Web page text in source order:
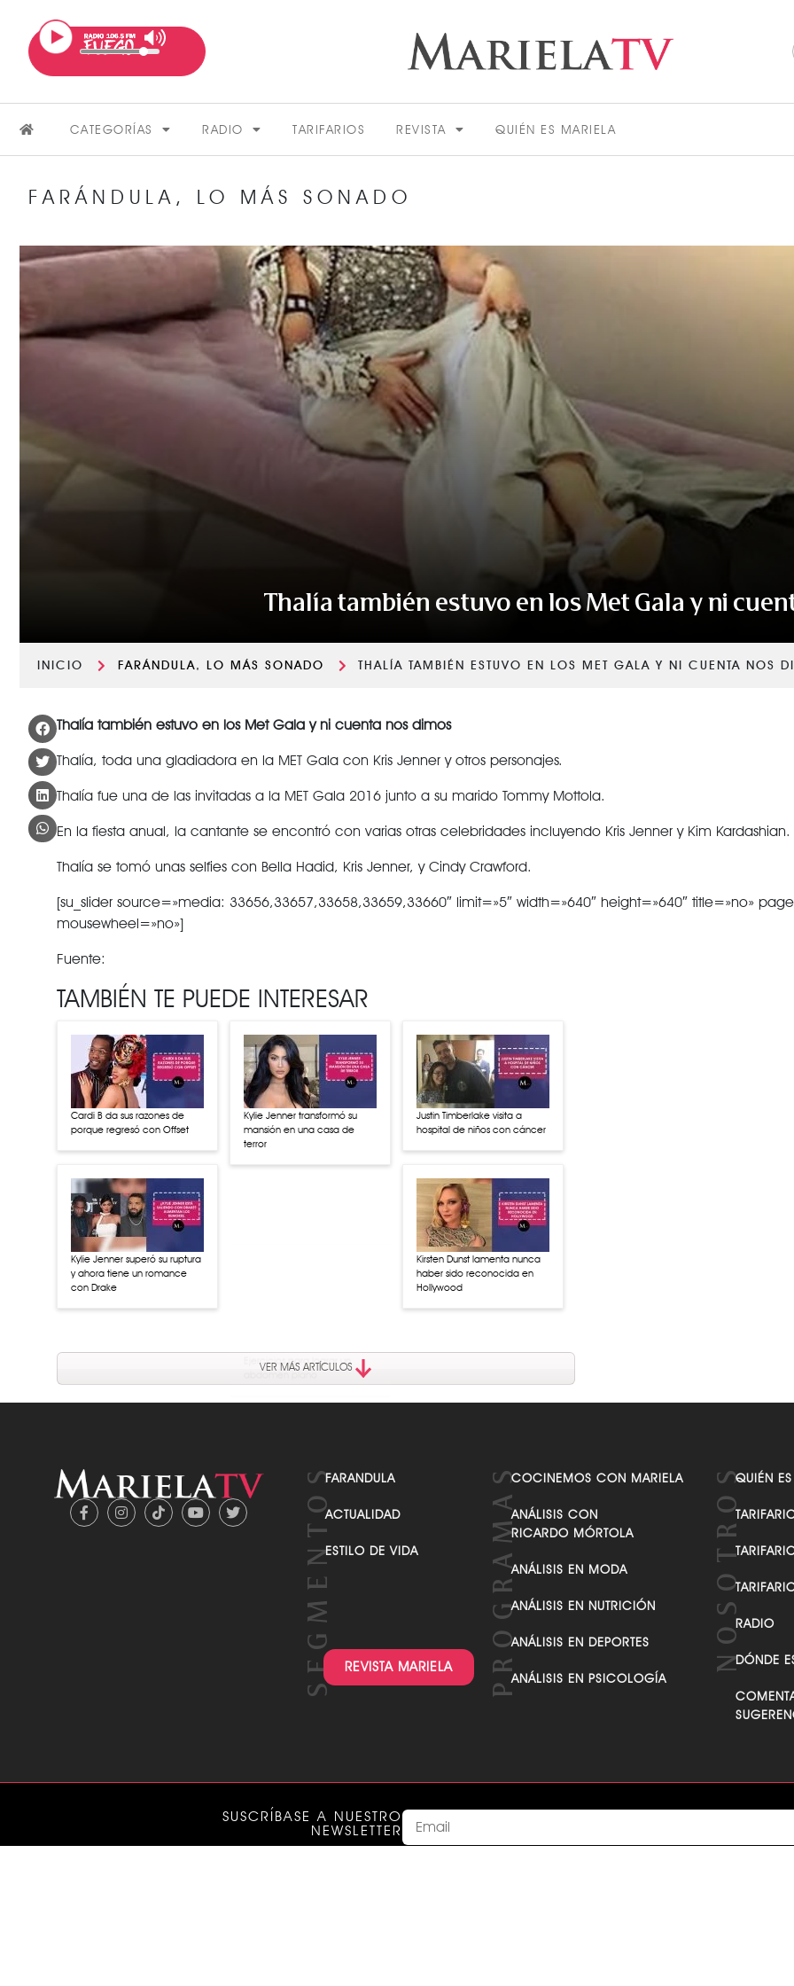
CATEGORÍAS RADIO TARIFARIOS REVISTA QUIÉN ES MARIELA
FARÁNDULA
VER MÁS VER MÁS
VER TODAS LAS CATEGORÍAS
FARÁNDULA , LO MÁS SONADO
Thalía también estuvo en los Met Gala y ni
INICIO FARÁNDULA, LO MÁS SONADO THALÍA TAMBIÉN ESTUVO EN LOS MET GALA Y NI CUENTA NOS
Thalía también estuvo en los Met Gala y ni cuenta nos dimos
Thalía, toda una gladiadora en la MET Gala con Kris Jenner y otros personajes.
Thalía fue una de las invitadas a la MET Gala 2016 junto a su marido Tommy Mottola.
En la fiesta anual, la cantante se encontró con varias otras celebridades incluyendo Kris Jenner y Kim Kardashian.
Thalía se tomó unas selfies con Bella Hadid, Kris Jenner, y Cindy Crawford.
[su_slider source=»media: 33656,33657,33658,33659,33660″ limit=»5″ width=»640″ height=»640″ title=»no»
mousewheel=»no»]
Fuente:
TAMBIÉN TE PUEDE INTERESAR
Cardi B da sus razones de
porque regresó con Offset
Kylie Jenner superó su ruptura
y ahora tiene un romance
con Drake
Kylie Jenner transformó su
mansión en una casa de
terror
Justin Timberlake visita a
hospital de niños con cáncer
Kirsten Dunst lamenta nunca
haber sido reconocida en
Hollywood
VER MÁS ARTÍCULOS
FARANDULA
ACTUALIDAD
ESTILO DE VIDA
REVISTA MARIELA
COCINEMOS CON MARIELA
ANÁLISIS CON
RICARDO MÓRTOLA
ANÁLISIS EN MODA
ANÁLISIS EN NUTRICIÓN
ANÁLISIS EN DEPORTES
ANÁLISIS EN PSICOLOGÍA
QUIÉN
RADIO
DÓNDE
SUSCRÍBASE A NUESTRO
NEWSLETTER